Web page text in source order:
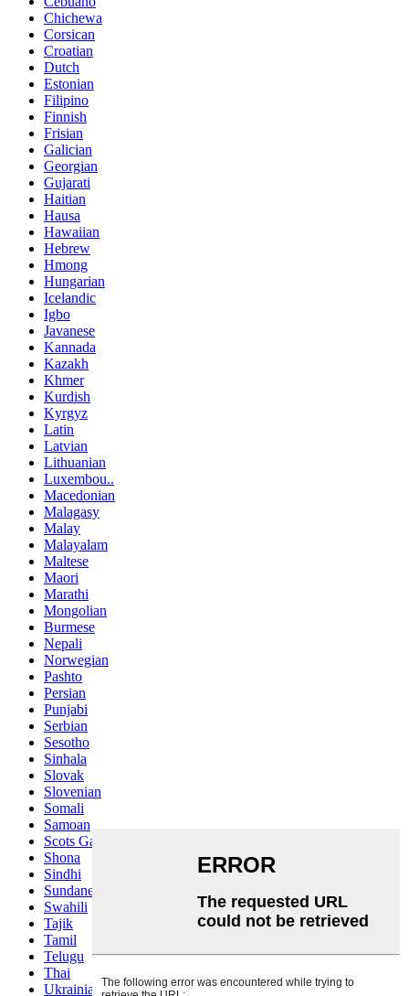
Chichewa
Corsican
Croatian
Dutch
Estonian
Filipino
Finnish
Frisian
Galician
Georgian
Gujarati
Haitian
Hausa
Hawaiian
Hebrew
Hmong
Hungarian
Icelandic
Igbo
Javanese
Kannada
Kazakh
Khmer
Kurdish
Kyrgyz
Latin
Latvian
Lithuanian
Luxembou..
Macedonian
Malagasy
Malay
Malayalam
Maltese
Maori
Marathi
Mongolian
Burmese
Nepali
Norwegian
Pashto
Persian
Punjabi
Serbian
Sesotho
Sinhala
Slovak
Slovenian
Somali
Samoan
Scots Gaelic
Shona
Sindhi
Sundanese
Swahili
Tajik
Tamil
Telugu
Thai
Ukrainian